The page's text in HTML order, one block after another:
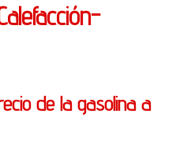
de la gasolina a